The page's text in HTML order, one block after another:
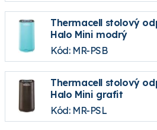
Thermacell stolový
Halo Mini modrý
Kód: MR-PSB
Thermacell stolový
Halo Mini grafit
Kód: MR-PSL